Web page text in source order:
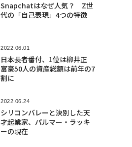
Snapchatはなぜ人気？ Z世
代の「自己表現」4つの特徴
2022.06.01
日本長者番付、1位は柳井正
富豪50人の資産総額は前年の7
割に
2022.06.24
シリコンバレーと決別した天
才起業家、パルマー・ラッキ
ーの現在